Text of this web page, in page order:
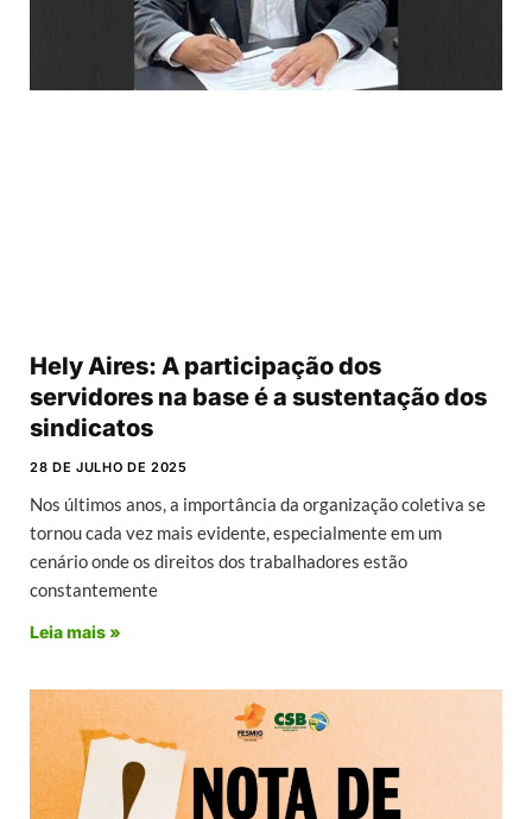
Hely Aires: A participação dos
servidores na base é a sustentação dos
sindicatos
28 DE JULHO DE 2025
Nos últimos anos, a importância da organização coletiva se
tornou cada vez mais evidente, especialmente em um
cenário onde os direitos dos trabalhadores estão
constantemente
Leia mais »